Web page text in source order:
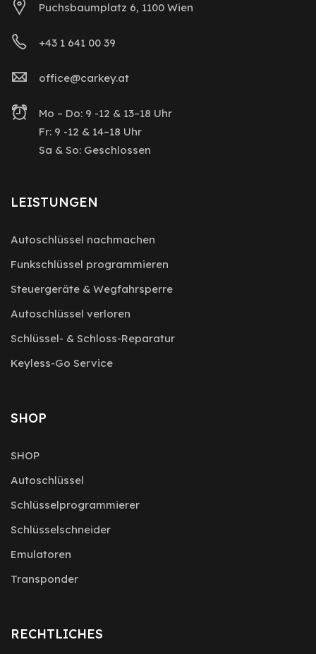
Puchsbaumplatz 6, 1100 Wien
+43 1 641 00 39
office@carkey.at
Mo – Do: 9 -12 & 13–18 Uhr
Fr: 9 -12 & 14–18 Uhr
Sa & So: Geschlossen
LEISTUNGEN
Autoschlüssel nachmachen
Funkschlüssel programmieren
Steuergeräte & Wegfahrsperre
Autoschlüssel verloren
Schlüssel- & Schloss-Reparatur
Keyless-Go Service
SHOP
SHOP
Autoschlüssel
Schlüsselprogrammierer
Schlüsselschneider
Emulatoren
Transponder
RECHTLICHES